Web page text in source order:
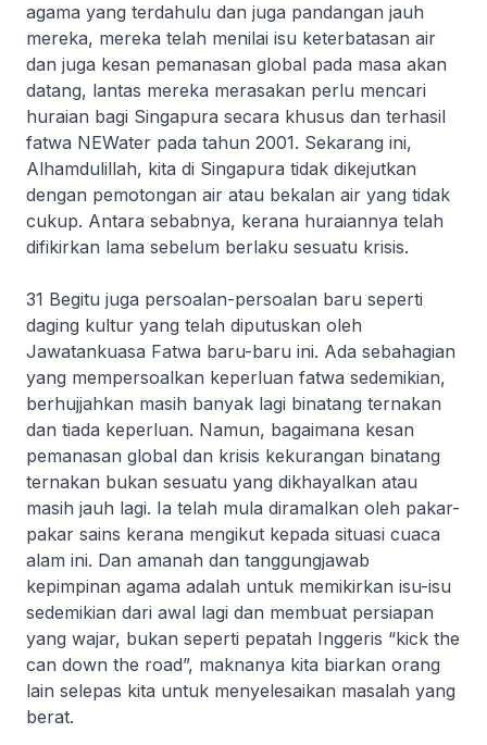
agama yang terdahulu dan juga pandangan jauh
mereka, mereka telah menilai isu keterbatasan air
dan juga kesan pemanasan global pada masa akan
datang, lantas mereka merasakan perlu mencari
huraian bagi Singapura secara khusus dan terhasil
fatwa NEWater pada tahun 2001. Sekarang ini,
Alhamdulillah, kita di Singapura tidak dikejutkan
dengan pemotongan air atau bekalan air yang tidak
cukup. Antara sebabnya, kerana huraiannya telah
difikirkan lama sebelum berlaku sesuatu krisis.
31 Begitu juga persoalan-persoalan baru seperti
daging kultur yang telah diputuskan oleh
Jawatankuasa Fatwa baru-baru ini. Ada sebahagian
yang mempersoalkan keperluan fatwa sedemikian,
berhujjahkan masih banyak lagi binatang ternakan
dan tiada keperluan. Namun, bagaimana kesan
pemanasan global dan krisis kekurangan binatang
ternakan bukan sesuatu yang dikhayalkan atau
masih jauh lagi. Ia telah mula diramalkan oleh pakar-
pakar sains kerana mengikut kepada situasi cuaca
alam ini. Dan amanah dan tanggungjawab
kepimpinan agama adalah untuk memikirkan isu-isu
sedemikian dari awal lagi dan membuat persiapan
yang wajar, bukan seperti pepatah Inggeris “kick the
can down the road”, maknanya kita biarkan orang
lain selepas kita untuk menyelesaikan masalah yang
berat.